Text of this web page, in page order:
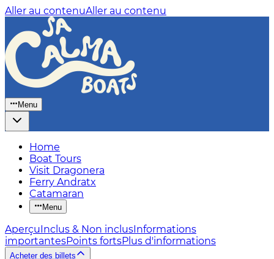
Aller au contenuAller au contenu
Menu
Home
Boat Tours
Visit Dragonera
Ferry Andratx
Catamaran
Menu
AperçuInclus & Non inclusInformations
importantesPoints fortsPlus d'informations
Acheter des billets